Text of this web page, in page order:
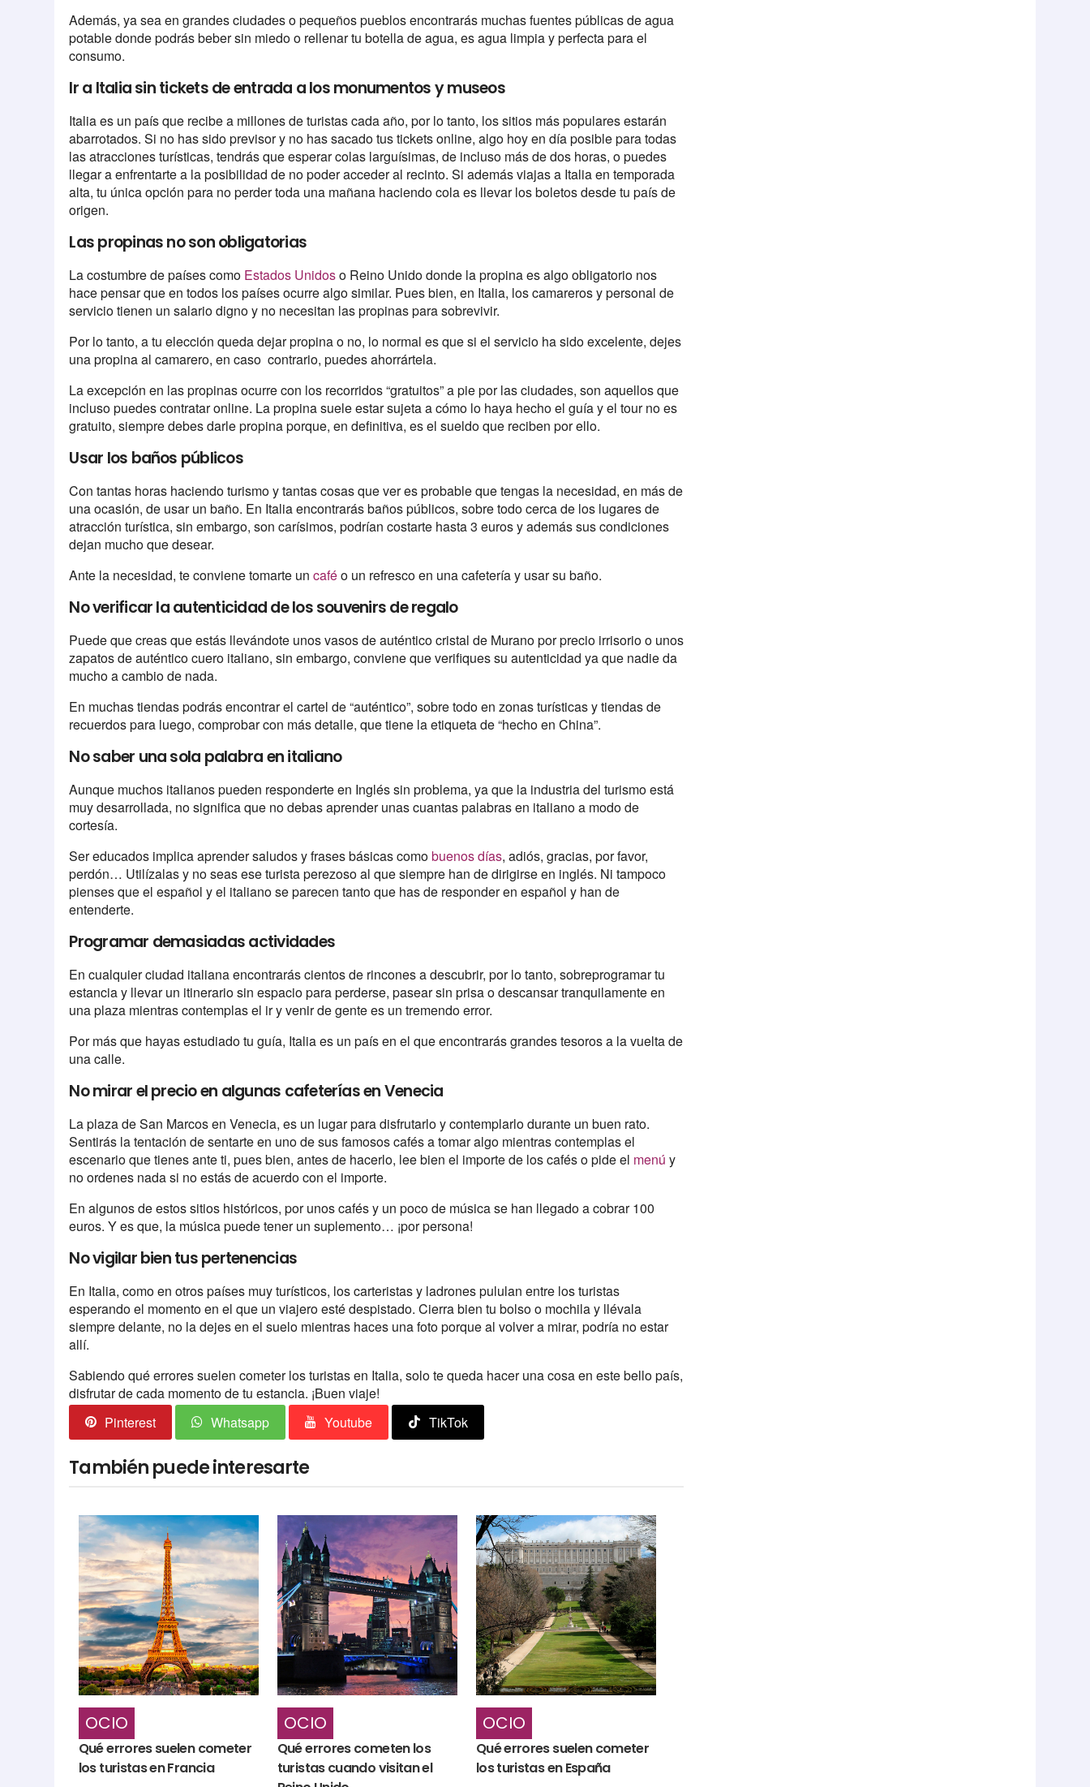
Además, ya sea en grandes ciudades o pequeños pueblos encontrarás muchas fuentes públicas de agua
potable donde podrás beber sin miedo o rellenar tu botella de agua, es agua limpia y perfecta para el
consumo.
Ir a Italia sin tickets de entrada a los monumentos y museos
Italia es un país que recibe a millones de turistas cada año, por lo tanto, los sitios más populares estarán
abarrotados. Si no has sido previsor y no has sacado tus tickets online, algo hoy en día posible para todas
las atracciones turísticas, tendrás que esperar colas larguísimas, de incluso más de dos horas, o puedes
llegar a enfrentarte a la posibilidad de no poder acceder al recinto. Si además viajas a Italia en temporada
alta, tu única opción para no perder toda una mañana haciendo cola es llevar los boletos desde tu país de
origen.
Las propinas no son obligatorias
La costumbre de países como Estados Unidoso Reino Unido donde la propina es algo obligatorio nos
hace pensar que en todos los países ocurre algo similar. Pues bien, en Italia, los camareros y personal de
servicio tienen un salario digno y no necesitan las propinas para sobrevivir.
Por lo tanto, a tu elección queda dejar propina o no, lo normal es que si el servicio ha sido excelente, dejes
una propina al camarero, en caso contrario, puedes ahorrártela.
La excepción en las propinas ocurre con los recorridos “gratuitos” a pie por las ciudades, son aquellos que
incluso puedes contratar online. La propina suele estar sujeta a cómo lo haya hecho el guía y el tour no es
gratuito, siempre debes darle propina porque, en definitiva, es el sueldo que reciben por ello.
Usar los baños públicos
Con tantas horas haciendo turismo y tantas cosas que ver es probable que tengas la necesidad, en más de
una ocasión, de usar un baño. En Italia encontrarás baños públicos, sobre todo cerca de los lugares de
atracción turística, sin embargo, son carísimos, podrían costarte hasta 3 euros y además sus condiciones
dejan mucho que desear.
Ante la necesidad, te conviene tomarte uncaféo un refresco en una cafetería y usar su baño.
No verificar la autenticidad de los souvenirs de regalo
Puede que creas que estás llevándote unos vasos de auténtico cristal de Murano por precio irrisorio o unos
zapatos de auténtico cuero italiano, sin embargo, conviene que verifiques su autenticidad ya que nadie da
mucho a cambio de nada.
En muchas tiendas podrás encontrar el cartel de “auténtico”, sobre todo en zonas turísticas y tiendas de
recuerdos para luego, comprobar con más detalle, que tiene la etiqueta de “hecho en China”.
No saber una sola palabra en italiano
Aunque muchos italianos pueden responderte en Inglés sin problema, ya que la industria del turismo está
muy desarrollada, no significa que no debas aprender unas cuantas palabras en italiano a modo de
cortesía.
Ser educados implica aprender saludos y frases básicas comobuenos días, adiós, gracias, por favor,
perdón… Utilízalas y no seas ese turista perezoso al que siempre han de dirigirse en inglés. Ni tampoco
pienses que el español y el italiano se parecen tanto que has de responder en español y han de
entenderte.
Programar demasiadas actividades
En cualquier ciudad italiana encontrarás cientos de rincones a descubrir, por lo tanto, sobreprogramar tu
estancia y llevar un itinerario sin espacio para perderse, pasear sin prisa o descansar tranquilamente en
una plaza mientras contemplas el ir y venir de gente es un tremendo error.
Por más que hayas estudiado tu guía, Italia es un país en el que encontrarás grandes tesoros a la vuelta de
una calle.
No mirar el precio en algunas cafeterías en Venecia
La plaza de San Marcos en Venecia, es un lugar para disfrutarlo y contemplarlo durante un buen rato.
Sentirás la tentación de sentarte en uno de sus famosos cafés a tomar algo mientras contemplas el
escenario que tienes ante ti, pues bien, antes de hacerlo, lee bien el importe de los cafés o pide el menúy
no ordenes nada si no estás de acuerdo con el importe.
En algunos de estos sitios históricos, por unos cafés y un poco de música se han llegado a cobrar 100
euros. Y es que, la música puede tener un suplemento… ¡por persona!
No vigilar bien tus pertenencias
En Italia, como en otros países muy turísticos, los carteristas y ladrones pululan entre los turistas
esperando el momento en el que un viajero esté despistado. Cierra bien tu bolso o mochila y llévala
siempre delante, no la dejes en el suelo mientras haces una foto porque al volver a mirar, podría no estar
allí.
Sabiendo qué errores suelen cometer los turistas en Italia, solo te queda hacer una cosa en este bello país,
disfrutar de cada momento de tu estancia. ¡Buen viaje!
Pinterest
Whatsapp Youtube TikTok
También puede interesarte
OCIO
Qué errores suelen cometer
los turistas en Francia
OCIO
Qué errores cometen los
turistas cuando visitan el
OCIO
Qué errores suelen cometer
los turistas en España